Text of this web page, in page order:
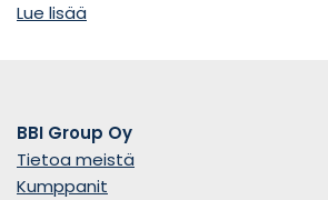
Lue lisää
BBI Group Oy
Tietoa meistä
Kumppanit